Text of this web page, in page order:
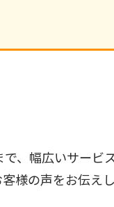
、幅広いサービ
様の声をお伝えし